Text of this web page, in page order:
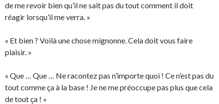
de me revoir bien qu’il ne sait pas du tout comment il doit
réagir lorsqu’il me verra. »
« Et bien ? Voilà une chose mignonne. Cela doit vous faire
plaisir. »
« Que … Que … Ne racontez pas n’importe quoi ! Ce n’est pas du
tout comme ça à la base ! Je ne me préoccupe pas plus que cela
de tout ça ! »